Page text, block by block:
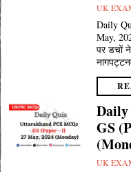
UK
Daily
May,
पर डचों
Daily
GS
UK